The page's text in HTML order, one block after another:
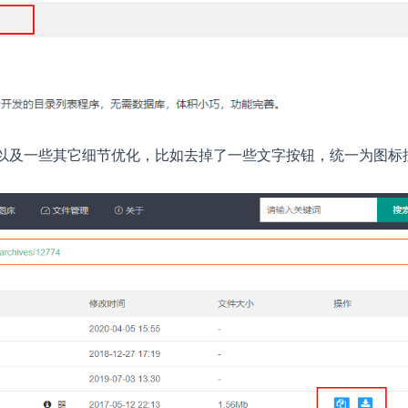
一些其它细节优化，比如去掉了一些文字按钮，统一为图标